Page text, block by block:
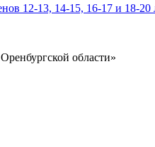
12-13, 14-15, 16-17 и
области»